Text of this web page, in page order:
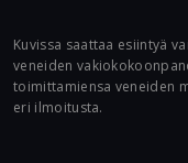
Kuvissa saattaa esiintyä
veneiden
toimittamiensa veneiden
eri ilmoitusta.